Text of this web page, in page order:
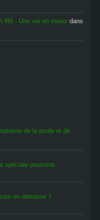
#9) - Une vie en mieux dans
de la poule et de
spéciale poussins
en détresse ?